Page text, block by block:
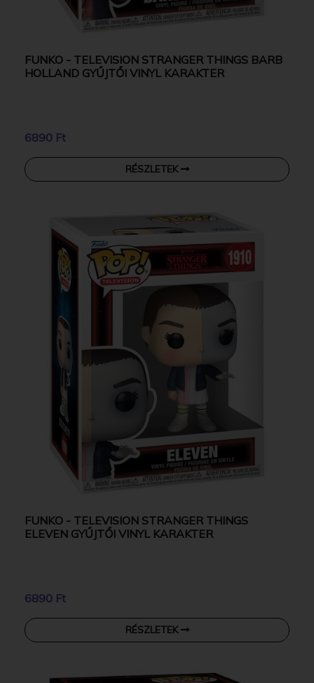
FUNKO - TELEVISION STRANGER THINGS BARB
HOLLAND GYŰJTŐI VINYL KARAKTER
6890 Ft
RÉSZLETEK
FUNKO - TELEVISION STRANGER THINGS
ELEVEN GYŰJTŐI VINYL KARAKTER
6890 Ft
RÉSZLETEK